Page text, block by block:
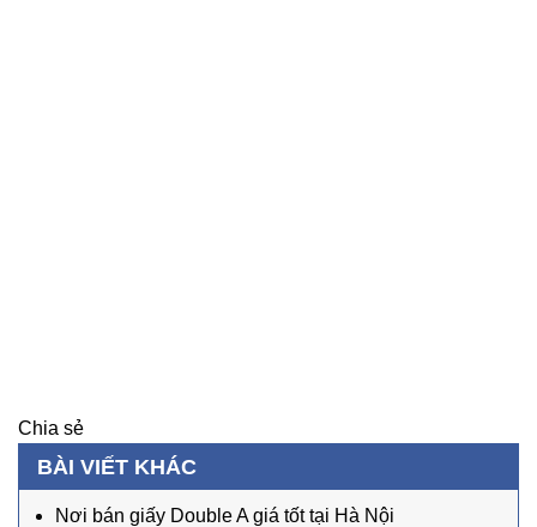
Chia sẻ
BÀI VIẾT KHÁC
Nơi bán giấy Double A giá tốt tại Hà Nội